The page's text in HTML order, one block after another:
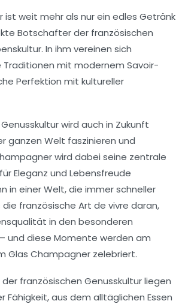
ist weit mehr als nur ein edles Getränk
Botschafterder französischen
. In ihm vereinen sich
mit modernem Savoir-
Perfektion mit kultureller
wird auch in Zukunft
ganzen Welt faszinieren und
wird dabei seine zentrale
Eleganz und Lebensfreude
in einer Welt, die immer schneller
die französische Art de vivre daran,
in den besonderen
und diese Momente werden am
Glas Champagner zelebriert.
französischen Genusskulturliegen
Fähigkeit, aus dem alltäglichen Essen